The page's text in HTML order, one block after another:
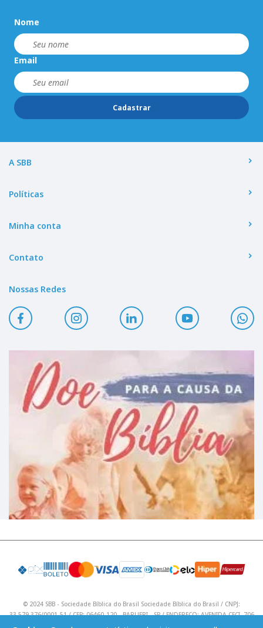
Nome
Email
Cadastrar
A SBB
Políticas
Minha conta
Contato
Nossas Redes
© 2024 SBB - Sociedade Bíblica do Brasil Sociedade Bíblica do Brasil / CNPJ:
33.579.376/0001-51 / CEP: 06460-120 - BARUERI - SP / ENDEREÇO: AVENIDA CECI, 706
/ Telefone: (11) 4195 9590 / Email: lojavirtual@sbb.org.br .